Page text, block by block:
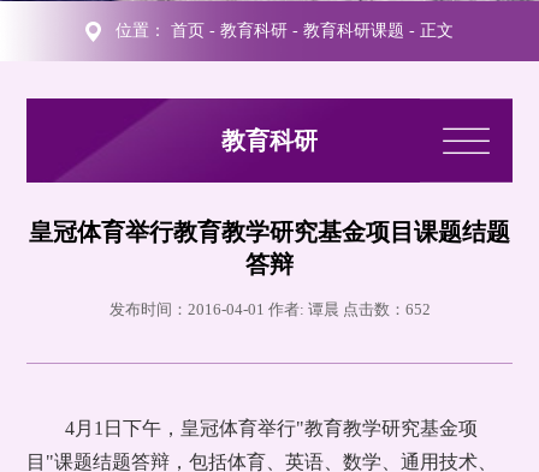
位置： 首页 - 教育科研 - 教育科研课题 - 正文
教育科研
皇冠体育举行教育教学研究基金项目课题结题
答辩
发布时间：2016-04-01 作者: 谭晨 点击数： 652
4月1日下午，皇冠体育举行"教育教学研究基金项
目"课题结题答辩，包括体育、英语、数学、通用技术、